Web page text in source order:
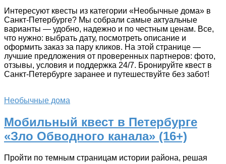
Интересуют квесты из категории «Необычные дома» в
Санкт-Петербурге? Мы собрали самые актуальные
варианты — удобно, надежно и по честным ценам. Все,
что нужно: выбрать дату, посмотреть описание и
оформить заказ за пару кликов. На этой странице —
лучшие предложения от проверенных партнеров: фото,
отзывы, условия и поддержка 24/7. Бронируйте квест в
Санкт-Петербурге заранее и путешествуйте без забот!
Необычные дома
Мобильный квест в Петербурге
«Зло Обводного канала» (16+)
Пройти по темным страницам истории района, решая